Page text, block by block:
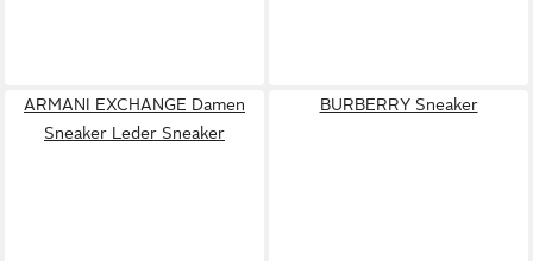
ARMANI EXCHANGE Damen
Sneaker Leder Sneaker
BURBERRY Sneaker